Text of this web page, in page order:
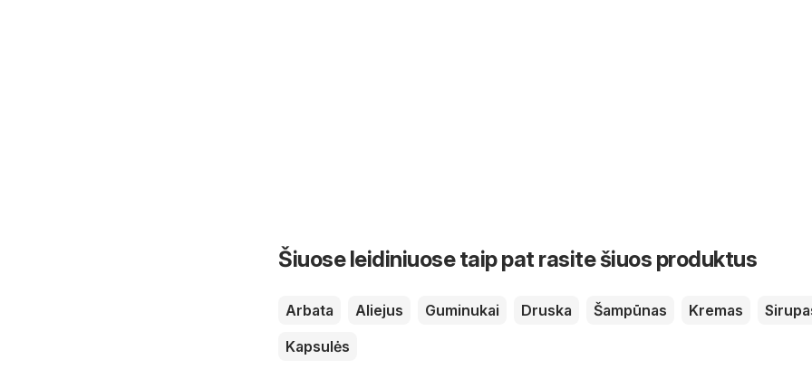
Šiuose leidiniuose taip pat rasite šiuos produktus
Arbata Aliejus Guminukai Druska Šampūnas Kremas
Kapsulės